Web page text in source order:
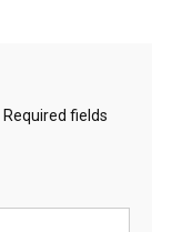
Required fields